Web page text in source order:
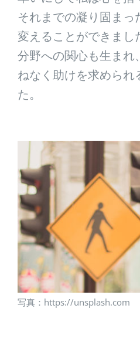
それまでの凝り固まっ
変えることができまし
分野への関心も生まれ
ねなく助けを求められ
た。
写真：https://unsplash.com